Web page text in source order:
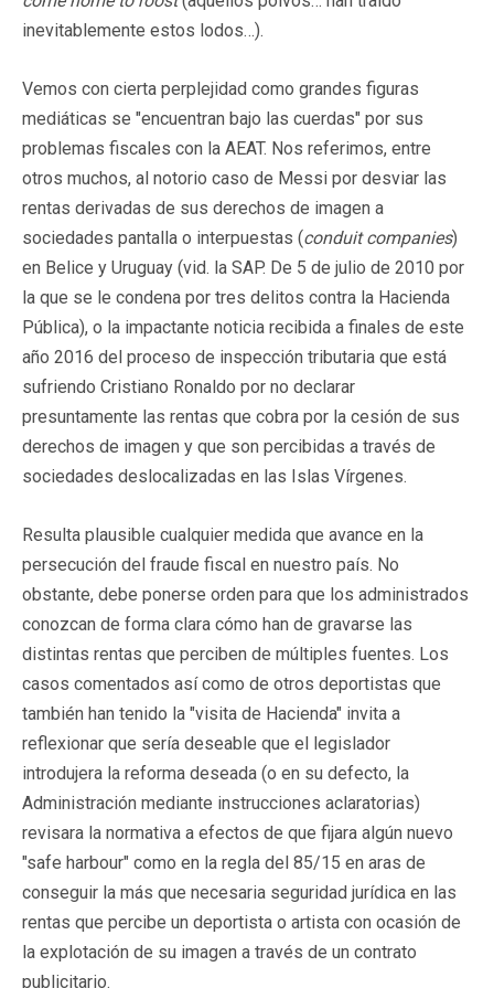
inevitablemente estos lodos…).
Vemos con cierta perplejidad como grandes figuras
mediáticas se "encuentran bajo las cuerdas" por sus
problemas fiscales con la AEAT. Nos referimos, entre
otros muchos, al notorio caso de Messi por desviar las
rentas derivadas de sus derechos de imagen a
sociedades pantalla o interpuestas (conduit companies)
en Belice y Uruguay (vid. la SAP. De 5 de julio de 2010 por
la que se le condena por tres delitos contra la Hacienda
Pública), o la impactante noticia recibida a finales de este
año 2016 del proceso de inspección tributaria que está
sufriendo Cristiano Ronaldo por no declarar
presuntamente las rentas que cobra por la cesión de sus
derechos de imagen y que son percibidas a través de
sociedades deslocalizadas en las Islas Vírgenes.
Resulta plausible cualquier medida que avance en la
persecución del fraude fiscal en nuestro país. No
obstante, debe ponerse orden para que los administrados
conozcan de forma clara cómo han de gravarse las
distintas rentas que perciben de múltiples fuentes. Los
casos comentados así como de otros deportistas que
también han tenido la "visita de Hacienda" invita a
reflexionar que sería deseable que el legislador
introdujera la reforma deseada (o en su defecto, la
Administración mediante instrucciones aclaratorias)
revisara la normativa a efectos de que fijara algún nuevo
"safe harbour" como en la regla del 85/15 en aras de
conseguir la más que necesaria seguridad jurídica en las
rentas que percibe un deportista o artista con ocasión de
la explotación de su imagen a través de un contrato
publicitario.